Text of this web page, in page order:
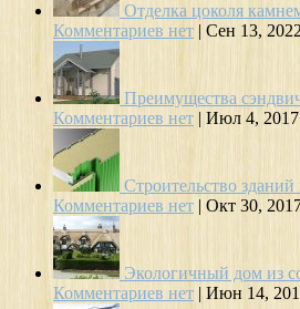
Отделка цоколя
Комментариев нет | Сен 13,
Преимущества
Комментариев нет | Июл 4, 2017
Строительство
Комментариев нет | Окт 30,
Экологичный дом из
Комментариев нет | Июн 14,